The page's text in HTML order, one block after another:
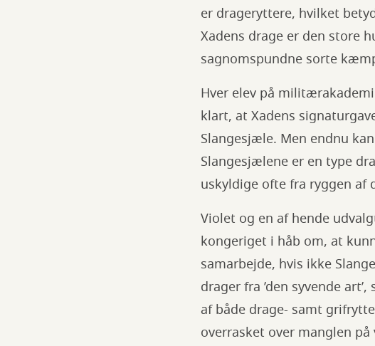
er drageryttere, hvilket
Xadens drage er den store
sagnomspundne sorte
Hver elev på
klart, at Xadens
Slangesjæle. Men endnu
Slangesjælene er en type
uskyldige ofte fra ryggen af
Violet og en af hende
kongeriget i håb om, at
samarbejde, hvis ikke
drager fra ’den syvende
af både drage- samt
overrasket over manglen